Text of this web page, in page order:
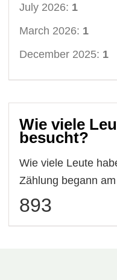
July 2026: 1
March 2026: 1
December 2025: 1
Wie viele
besucht?
Wie viele Leute
Zählung begann
893